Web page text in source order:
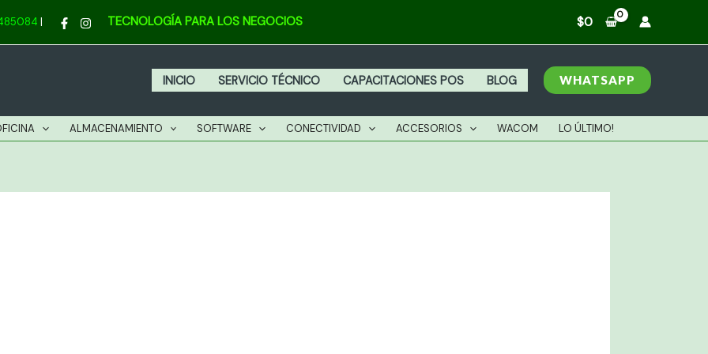
| TECNOLOGÍA PARA LOS NEGOCIOS $0
INICIO SERVICIO TÉCNICO CAPACITACIONES POS BLOG WHATSAPP
ALMACENAMIENTO SOFTWARE CONECTIVIDAD ACCESORIOS WACOM LO ÚLTIMO!